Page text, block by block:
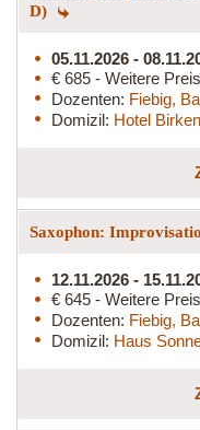
D)
05.11.2026 -
€ 685 - Weitere
Dozenten: Fiebig,
Domizil: Hotel
Saxophon:
12.11.2026 -
€ 645 - Weitere
Dozenten: Fiebig,
Domizil: Haus